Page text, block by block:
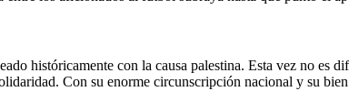
históricamente con la causa palestina. Esta vez no
Con su enorme circunscripción nacional y su